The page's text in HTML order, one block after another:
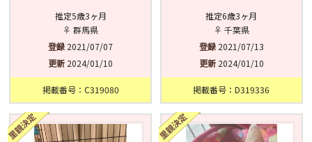
推定5歳3ヶ月
♀ 群馬県
登録 2021/07/07
更新 2024/01/10
掲載番号：C319080
推定6歳3ヶ月
♀ 千葉県
登録2021/07/13
更新2024/01/10
掲載番号：D319336